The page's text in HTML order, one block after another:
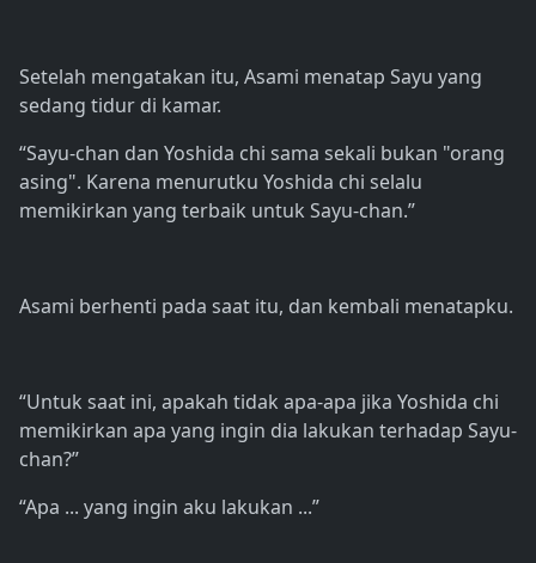
Setelah mengatakan itu, Asami menatap Sayu yang
sedang tidur di kamar.
“Sayu-chan dan Yoshida chi sama sekali bukan "orang
asing". Karena menurutku Yoshida chi selalu
memikirkan yang terbaik untuk Sayu-chan.”
Asami berhenti pada saat itu, dan kembali menatapku.
“Untuk saat ini, apakah tidak apa-apa jika Yoshida chi
memikirkan apa yang ingin dia lakukan terhadap Sayu-
chan?”
“Apa ... yang ingin aku lakukan ...”